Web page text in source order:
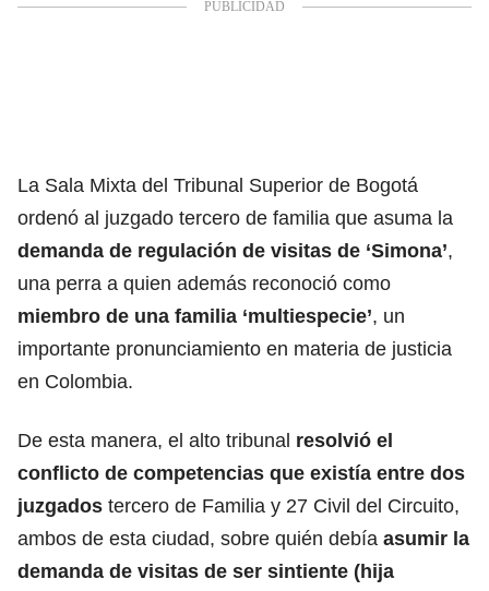
La Sala Mixta del Tribunal Superior de Bogotá
ordenó al juzgado tercero de familia que asuma la
demanda de regulación de visitas de ‘Simona’,
una perra a quien además reconoció como
miembro de una familia ‘multiespecie’, un
importante pronunciamiento en materia de justicia
en Colombia.
De esta manera, el alto tribunal resolvió el
conflicto de competencias que existía entre dos
juzgados tercero de Familia y 27 Civil del Circuito,
ambos de esta ciudad, sobre quién debía asumir la
demanda de visitas de ser sintiente (hija